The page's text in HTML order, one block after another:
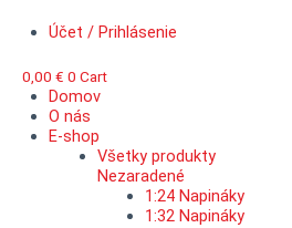
Účet / Prihlásenie
0,00 € 0 Cart
Domov
O nás
E-shop
Všetky produkty
Nezaradené
1:24 Napináky
1:32 Napináky